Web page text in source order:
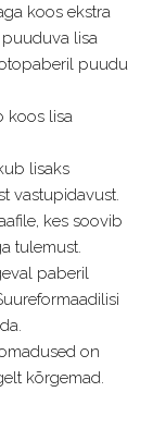
koos ekstra
lisa
puudu
koos lisa
lisaks
vastupidavust.
kes soovib
tulemust.
paberil
on
kõrgemad.